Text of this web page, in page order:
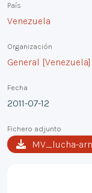
País
Venezuela
Organización
General [Venezuela]
Fecha
2011-07-12
Fichero adjunto
MV_lucha-